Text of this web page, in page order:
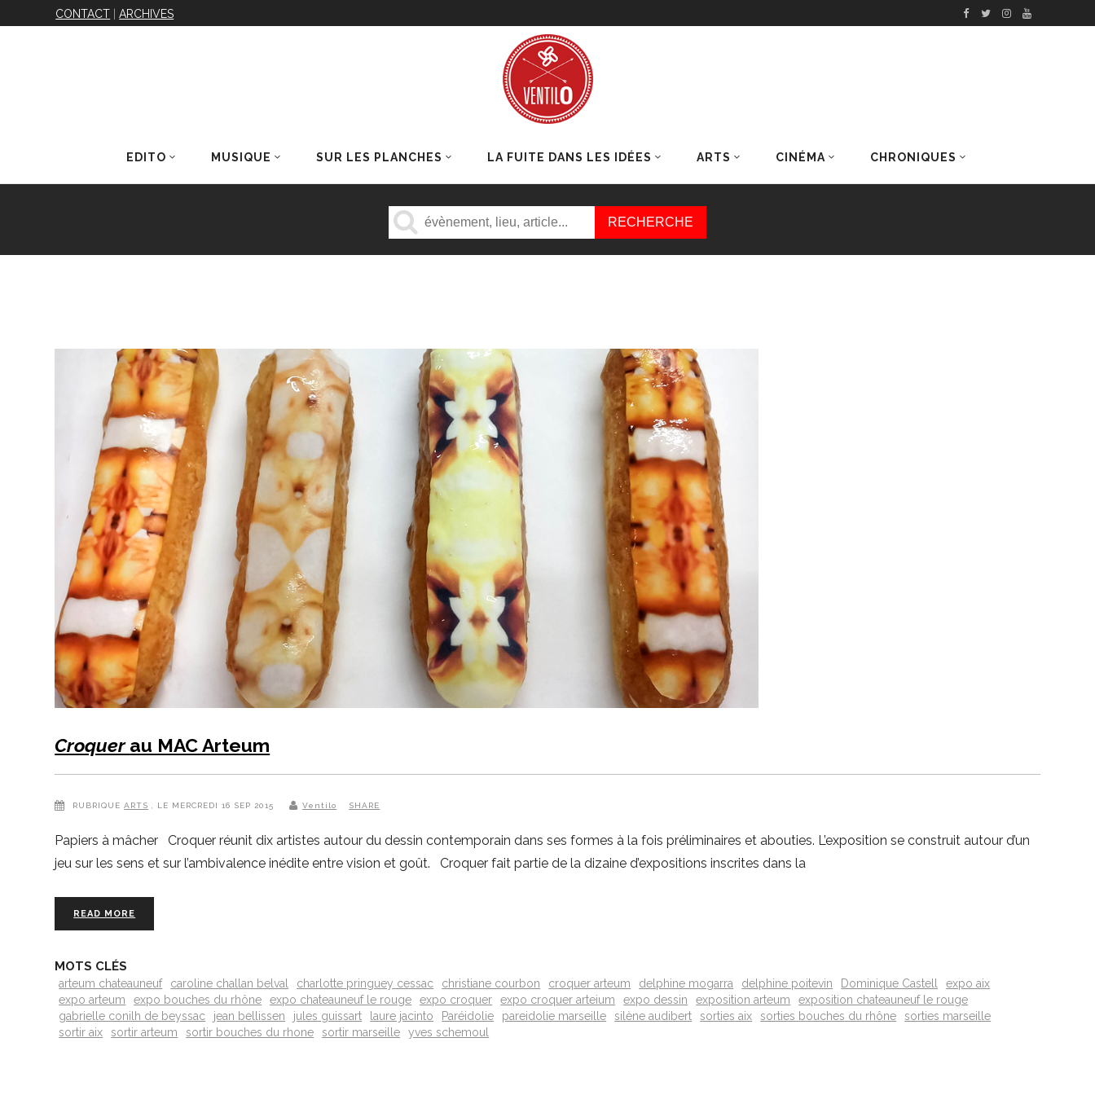
CONTACT |ARCHIVES
EDITO MUSIQUE SUR LES PLANCHES LA FUITE DANS LES IDÉES ARTS CINÉMA CHRONIQUES
DERNIERS ARTICLES
Croquerau MAC Arteum
RUBRIQUE ARTS , LE MERCREDI 16 SEP 2015 Ventilo SHARE
Papiers à mâcher Croquer réunit dix artistes autour du dessin contemporain dans ses formes à la fois préliminaires et abouties. L’exposition se construit autour d’un
jeu sur les sens et sur l’ambivalence inédite entre vision et goût. Croquer fait partie de la dizaine d’expositions inscrites dans la
READ MORE
MOTS CLÉS
arteum chateauneuf caroline challan belval charlotte pringuey cessac christiane courbon croquer arteum delphine mogarra delphine poitevin Dominique Castell
expo aix
expo arteum
expo bouches du rhône expo chateauneuf le rouge expo croquer expo croquer arteium expo dessin exposition arteum
exposition chateauneuf le rouge
gabrielle conilh de beyssac
jean bellissen jules guissart laure jacinto Paréidolie pareidolie marseille silène audibert sorties aix sorties bouches du rhône
sorties marseille
sortir aix
sortir arteum sortir bouches du rhone sortir marseille yves schemoul